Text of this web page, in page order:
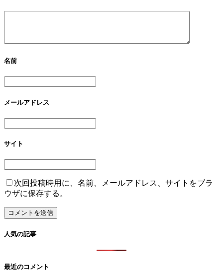
名前
メールアドレス
サイト
次回投稿時用に、名前、メールアドレス、サイトをブラ
ウザに保存する。
人気の記事
最近のコメント